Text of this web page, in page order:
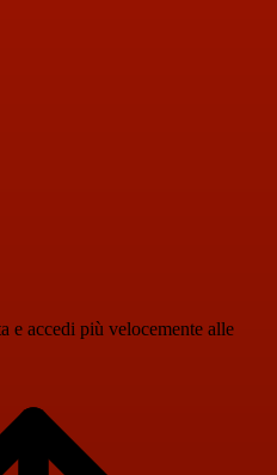
e accedi più velocemente alle